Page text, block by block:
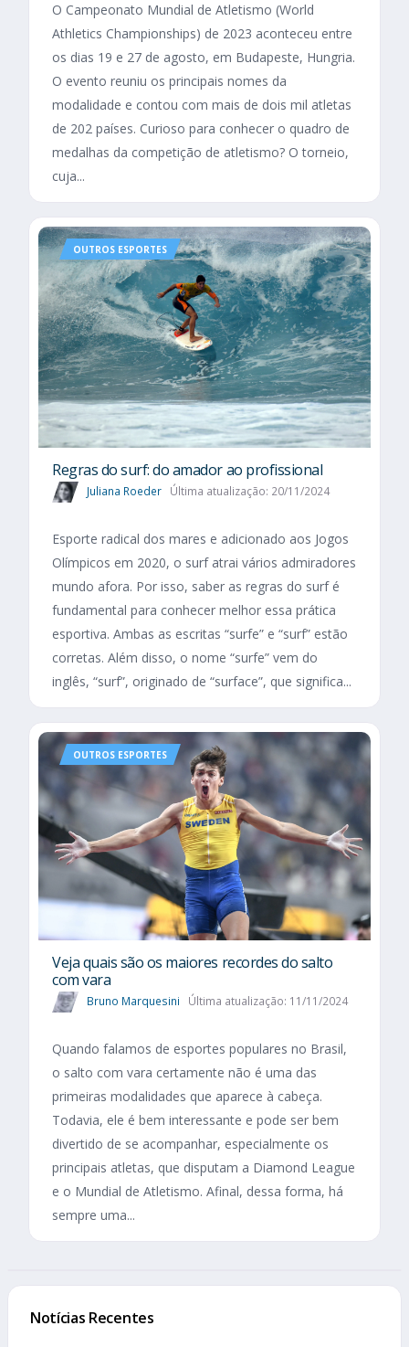
O Campeonato Mundial de Atletismo (World
Athletics Championships) de 2023 aconteceu entre
os dias 19 e 27 de agosto, em Budapeste, Hungria.
O evento reuniu os principais nomes da
modalidade e contou com mais de dois mil atletas
de 202 países. Curioso para conhecer o quadro de
medalhas da competição de atletismo? O torneio,
cuja...
OUTROS ESPORTES
Regras do surf: do amador ao profissional
Juliana Roeder Última atualização: 20/11/2024
Esporte radical dos mares e adicionado aos Jogos
Olímpicos em 2020, o surf atrai vários admiradores
mundo afora. Por isso, saber as regras do surf é
fundamental para conhecer melhor essa prática
esportiva. Ambas as escritas “surfe” e “surf” estão
corretas. Além disso, o nome “surfe” vem do
inglês, “surf”, originado de “surface”, que significa...
OUTROS ESPORTES
Veja quais são os maiores recordes do salto
com vara
Bruno Marquesini Última atualização: 11/11/2024
Quando falamos de esportes populares no Brasil,
o salto com vara certamente não é uma das
primeiras modalidades que aparece à cabeça.
Todavia, ele é bem interessante e pode ser bem
divertido de se acompanhar, especialmente os
principais atletas, que disputam a Diamond League
e o Mundial de Atletismo. Afinal, dessa forma, há
sempre uma...
Notícias Recentes